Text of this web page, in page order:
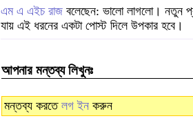
এম এ এইচ রাজ বলেছেন: ভালো লাগলো। নতুন
যায় এই ধরনের একটা পোস্ট দিলে উপকার হবে।
আপনার মন্তব্য লিখুনঃ
মন্তব্য করতে লগ ইন করুন